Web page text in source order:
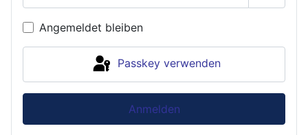
Angemeldet bleiben
Passkey verwenden
Anmelden